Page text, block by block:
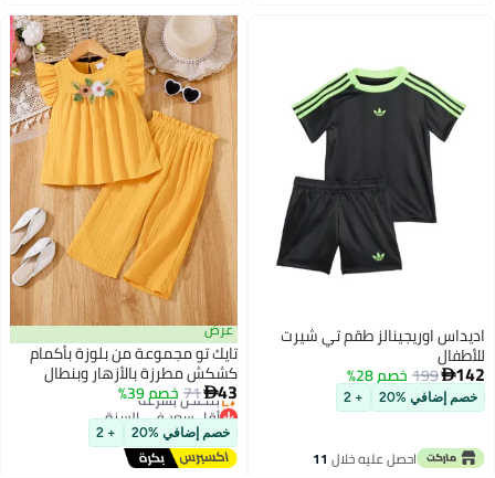
اديداس اوريجينالز طقم تي شيرت
للأطفال
142
199 خصم 28%
خصم إضافي %20 + 2
احصل عليه خلال 11
عرض
تايك تو مجموعة من بلوزة بأكمام
كشكش مطرزة بالأزهار وبنطال
للأطفال
43
71 خصم 39%
أقل سعر في السنة
توصيل مجاني
بتخلّص بسرعة
أقل سعر في السنة
خصم إضافي %20 + 2